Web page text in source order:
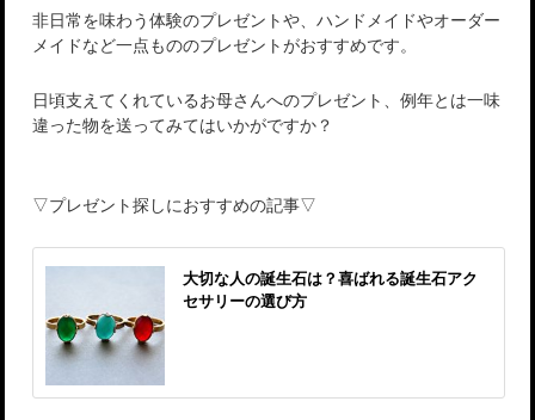
非日常を味わう体験のプレゼントや、ハンドメイドやオーダー
メイドなど一点もののプレゼントがおすすめです。
日頃支えてくれているお母さんへのプレゼント、例年とは一味
違った物を送ってみてはいかがですか？
▽プレゼント探しにおすすめの記事▽
大切な人の誕生石は？喜ばれる誕生石アク
セサリーの選び方